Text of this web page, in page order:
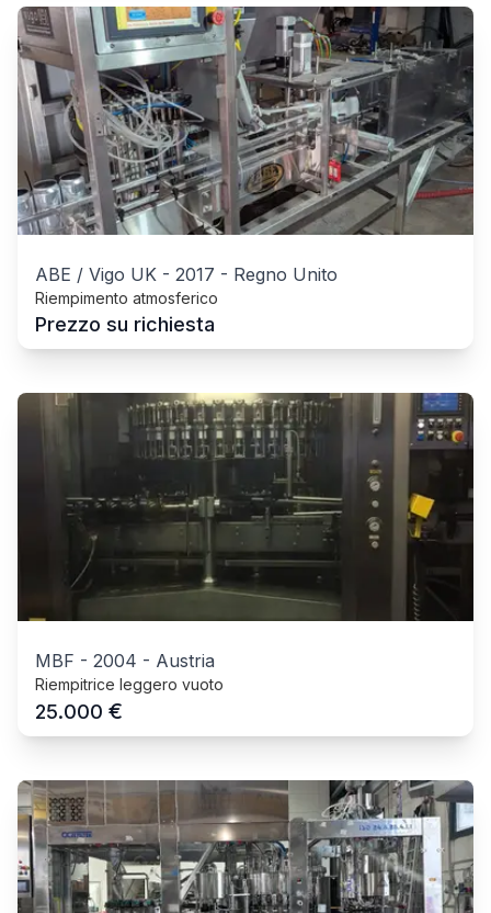
ABE / Vigo UK - 2017 - Regno Unito
Riempimento atmosferico
Prezzo su richiesta
MBF - 2004 - Austria
Riempitrice leggero vuoto
25.000 €